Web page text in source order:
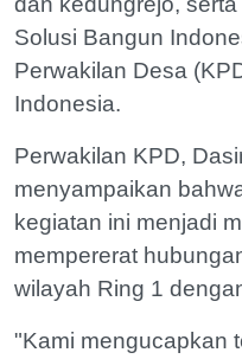
Solusi Bangun
Perwakilan Desa
Indonesia.
Perwakilan KPD,
menyampaikan
kegiatan ini menjadi
mempererat
wilayah Ring 1
"Kami mengucapkan